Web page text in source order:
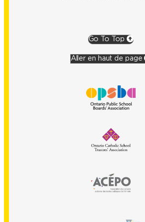
Go To Top
Aller en haut de page